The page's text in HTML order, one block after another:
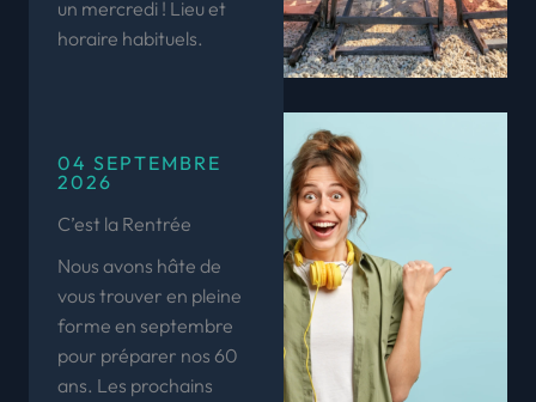
un mercredi ! Lieu et
horaire habituels.
04 SEPTEMBRE
2026
C’est la Rentrée
Nous avons hâte de
vous trouver en pleine
forme en septembre
pour préparer nos 60
ans. Les prochains